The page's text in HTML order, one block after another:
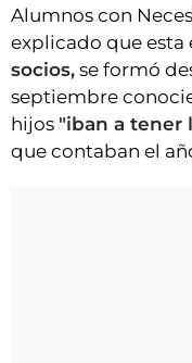
Alumnos con
explicado que esta
socios, se formó
septiembre
hijos "iban a tener
que contaban el